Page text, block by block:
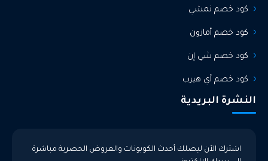
كود خصم نمشي
كود خصم أمازون
كود خصم شي إن
كود خصم أي هيرب
النشرة البريدية
اشترك الآن ليصلك أحدث الكوبونات والعروض الحصرية مباشرة